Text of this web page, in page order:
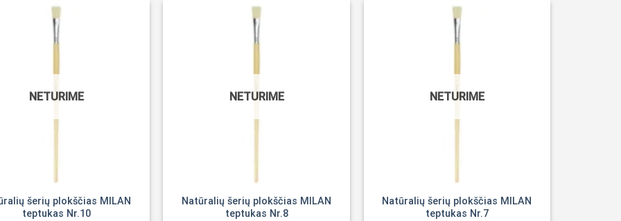
NETURIME
šerių plokščias MILAN
teptukas Nr.10
NETURIME
Natūralių šerių plokščias MILAN
teptukas Nr.8
NETURIME
Natūralių šerių plokščias MILAN
teptukas Nr.7